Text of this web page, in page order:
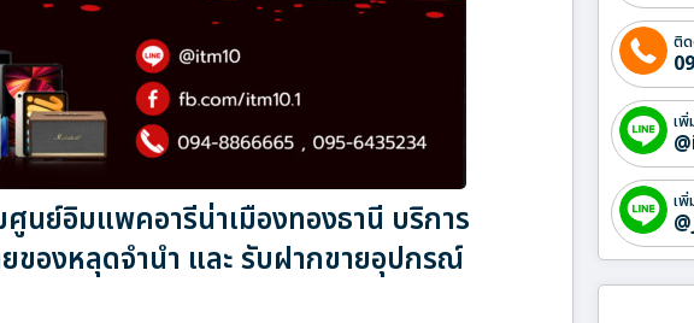
นย์อิมแพคอารีน่าเมืองทองธานี บริการ
ของหลุดจำนำ และ รับฝากขายอุปกรณ์
ติ
เ
เ